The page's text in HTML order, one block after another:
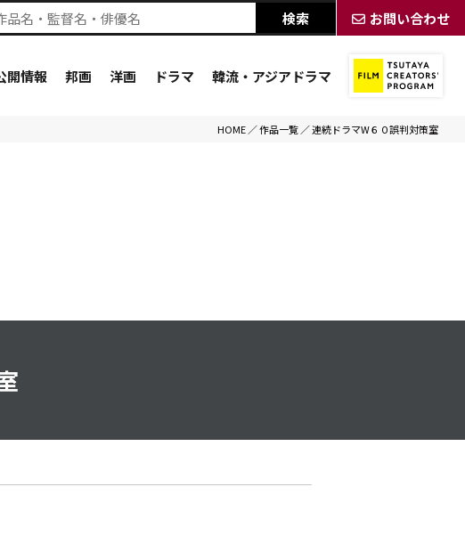
お問い合わせ
開情報 邦画 洋画 ドラマ 韓流・アジアドラマ
HOME ／作品一覧 ／連続ドラマW６０誤判対策室